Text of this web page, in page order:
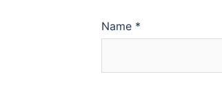
Name *